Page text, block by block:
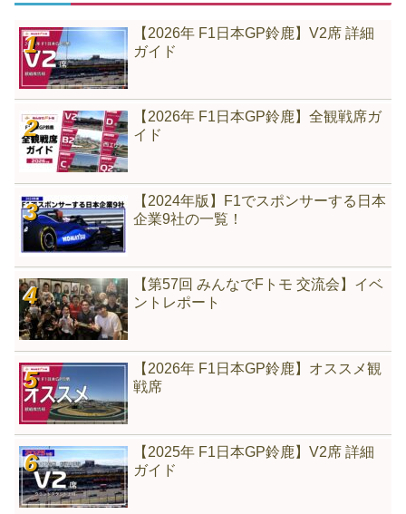
【2026年 F1日本GP鈴鹿】V2席 詳細
ガイド
【2026年 F1日本GP鈴鹿】全観戦席ガ
イド
【2024年版】F1でスポンサーする日本
企業9社の一覧！
【第57回 みんなでFトモ 交流会】イベ
ントレポート
【2026年 F1日本GP鈴鹿】オススメ観
戦席
【2025年 F1日本GP鈴鹿】V2席 詳細
ガイド